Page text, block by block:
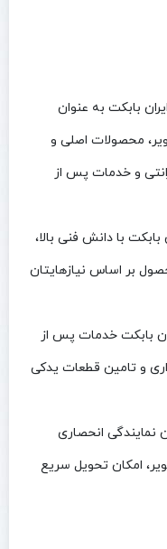
ایران بابکت به عنوان
محصولات اصلی و
و خدمات پس از
بابکت با دانش فنی بالا،
بر اساس نیازهایتان
بابکت خدمات پس از
و تامین قطعات یدکی
نمایندگی انحصاری
امکان تحویل سریع